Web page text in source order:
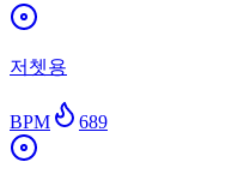
저쳇용
BPM 689